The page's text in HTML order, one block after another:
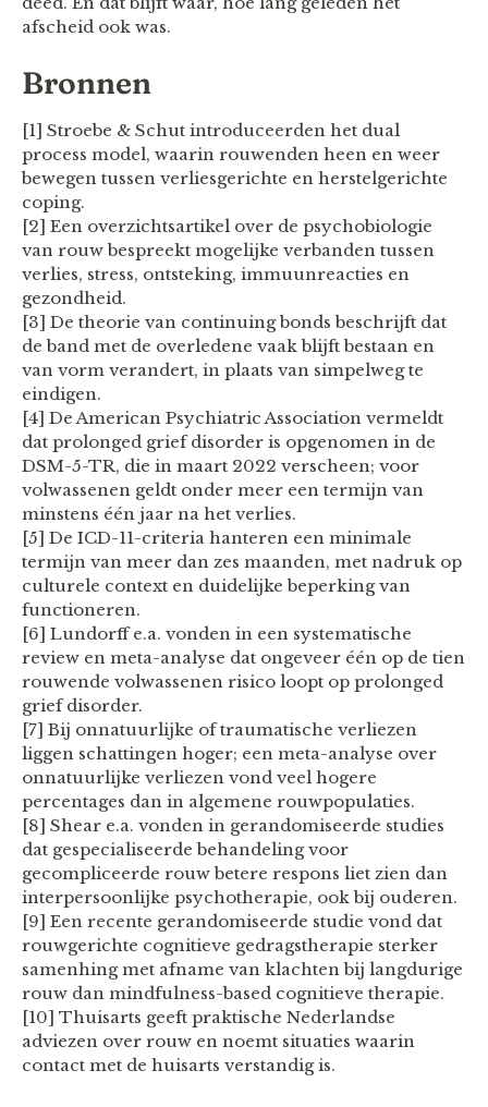
afscheid ook was.
Bronnen
[1] Stroebe & Schut introduceerden het dual
process model, waarin rouwenden heen en weer
bewegen tussen verliesgerichte en herstelgerichte
coping.
[2] Een overzichtsartikel over de psychobiologie
van rouw bespreekt mogelijke verbanden tussen
verlies, stress, ontsteking, immuunreacties en
gezondheid.
[3] De theorie van continuing bonds beschrijft dat
de band met de overledene vaak blijft bestaan en
van vorm verandert, in plaats van simpelweg te
eindigen.
[4] De American Psychiatric Association vermeldt
dat prolonged grief disorder is opgenomen in de
DSM-5-TR, die in maart 2022 verscheen; voor
volwassenen geldt onder meer een termijn van
minstens één jaar na het verlies.
[5] De ICD-11-criteria hanteren een minimale
termijn van meer dan zes maanden, met nadruk op
culturele context en duidelijke beperking van
functioneren.
[6] Lundorff e.a. vonden in een systematische
review en meta-analyse dat ongeveer één op de tien
rouwende volwassenen risico loopt op prolonged
grief disorder.
[7] Bij onnatuurlijke of traumatische verliezen
liggen schattingen hoger; een meta-analyse over
onnatuurlijke verliezen vond veel hogere
percentages dan in algemene rouwpopulaties.
[8] Shear e.a. vonden in gerandomiseerde studies
dat gespecialiseerde behandeling voor
gecompliceerde rouw betere respons liet zien dan
interpersoonlijke psychotherapie, ook bij ouderen.
[9] Een recente gerandomiseerde studie vond dat
rouwgerichte cognitieve gedragstherapie sterker
samenhing met afname van klachten bij langdurige
rouw dan mindfulness-based cognitieve therapie.
[10] Thuisarts geeft praktische Nederlandse
adviezen over rouw en noemt situaties waarin
contact met de huisarts verstandig is.